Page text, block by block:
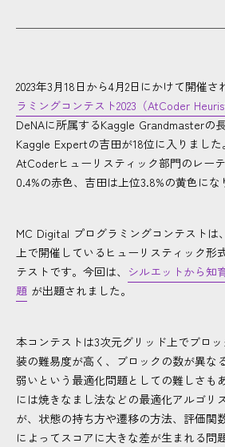
2023年3月18日から4月2日にかけて開催さ
ラミングコンテスト2023（AtCoder
DeNAに所属するKaggle Grandmasterの長
Kaggle Expertの吉田が18位に入りました
AtCoderヒューリスティック部門のレー
0.4%の赤色、吉田は上位3.8%の黄色にな
MC Digital プログラミングコンテスト
上で開催しているヒューリスティック形
テストです。今回は、 シルエットから知
題 が出題されました。
本コンテストは3次元グリッド上でブロ
装の難易度が高く、ブロックの数が異な
弱いという最適化問題としての難しさも
には焼きなまし法などの最適化アルゴリ
が、状態の持ち方や遷移の方法、評価関
によってスコアに大きな差が生まれる問